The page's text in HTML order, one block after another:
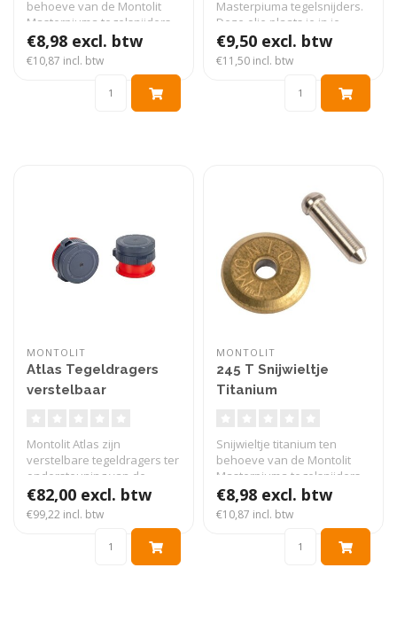
behoeve van de Montolit
Masterpiuma tegelsnijders...
€8,98 excl. btw
€10,87 incl. btw
Masterpiuma tegelsnijders.
Deze olie plaats je in je ..
€9,50 excl. btw
€11,50 incl. btw
MONTOLIT
Atlas Tegeldragers
verstelbaar
Montolit Atlas zijn
verstelbare tegeldragers ter
ondersteuning van de
grotere en..
€82,00 excl. btw
€99,22 incl. btw
MONTOLIT
245 T Snijwieltje
Titanium
Snijwieltje titanium ten
behoeve van de Montolit
Masterpiuma tegelsnijders...
€8,98 excl. btw
€10,87 incl. btw